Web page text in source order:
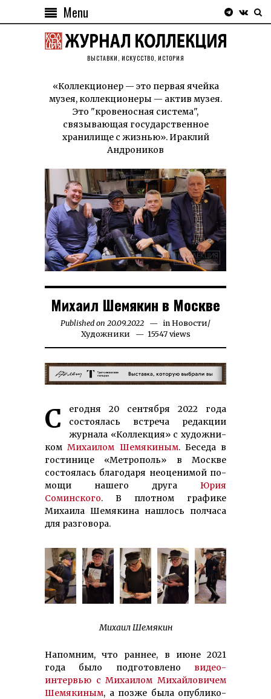
Menu
ВЫСТАВКИ, ИСКУССТВО, ИСТОРИЯ
«Коллекционер — это первая ячейка
музея, коллекционеры — актив музея.
Это "кровеносная система",
связывающая государственное
хранилище с жизнью». Ираклий
Андроников
Михаил Шемякин в Москве
Published on 20.09.2022 26.07.2025
in Новости/
Художники
15547 views
Сегодня 20 сентября 2022 года
состоя­лась встре­ча ре­дак­ции
жур­нала «Коллекция» с ху­дож­ни­
комМихаи­лом Шемякиным. Бе­седа в
гости­ни­це «Метрополь» в Мос­кве
состоя­лась бла­годаря неоцени­мой по­
мощи на­шего друга Юрия
Соминского. В плотном графике
Михаила Шемякина нашлось полчаса
для разговора.
Михаил Шемякин
Напомним, что раннее, в июне 2021
года было подго­тов­лено видео­
интервью с Михаилом Михайловичем
Шемякиным, а позже была опуб­ли­ко­